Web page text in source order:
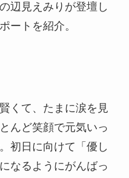
辺見えみりが登壇し
ートを紹介。
くて、たまに涙を見
んど笑顔で元気いっ
初日に向けて「優し
なるようにがんばっ